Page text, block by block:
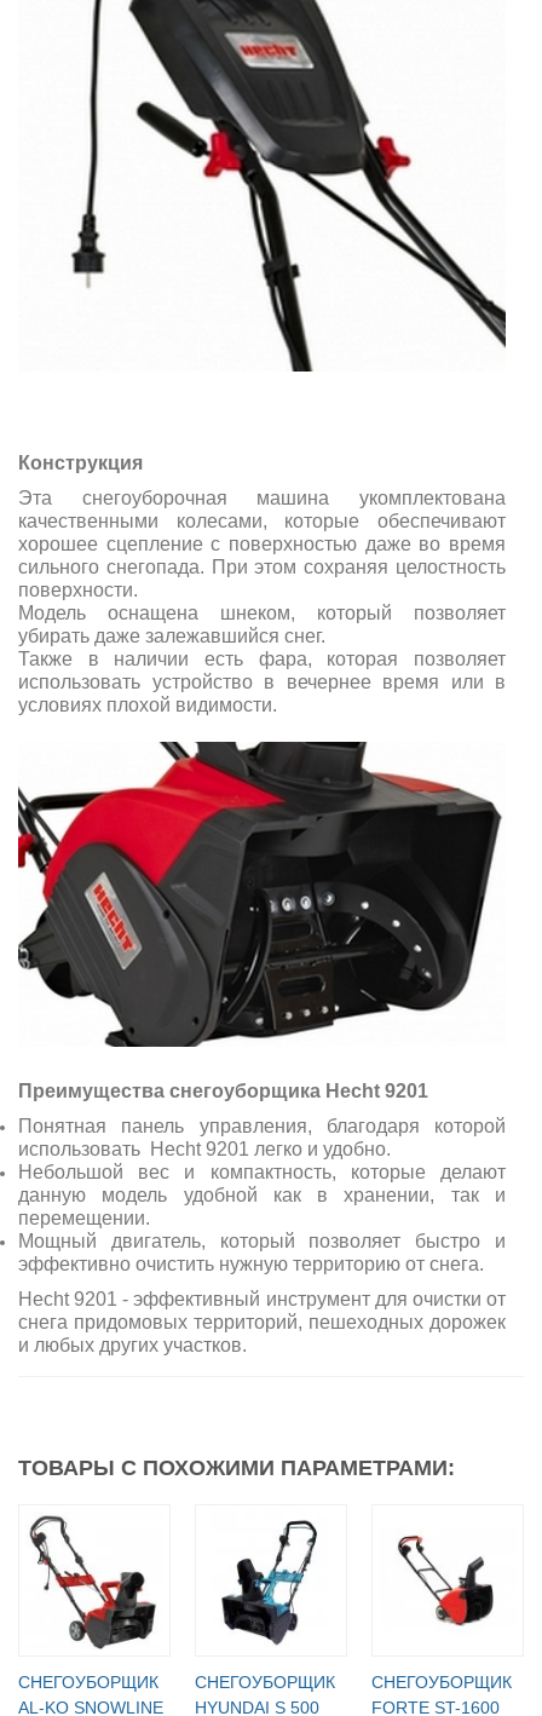
Конструкция
Эта снегоуборочная машина укомплектована
качественными колесами, которые обеспечивают
хорошее сцепление с поверхностью даже во время
сильного снегопада. При этом сохраняя целостность
поверхности.
Модель оснащена шнеком, который позволяет
убирать даже залежавшийся снег.
Также в наличии есть фара, которая позволяет
использовать устройство в вечернее время или в
условиях плохой видимости.
Преимущества снегоуборщика Hecht 9201
Понятная панель управления, благодаря которой
использовать Hecht 9201 легко и удобно.
Небольшой вес и компактность, которые делают
данную модель удобной как в хранении, так и
перемещении.
Мощный двигатель, который позволяет быстро и
эффективно очистить нужную территорию от снега.
Hecht 9201 - эффективный инструмент для очистки от
снега придомовых территорий, пешеходных дорожек
и любых других участков.
ТОВАРЫ С ПОХОЖИМИ ПАРАМЕТРАМИ:
СНЕГОУБОРЩИК
AL-KO SNOWLINE
СНЕГОУБОРЩИК
HYUNDAI S 500
СНЕГОУБОРЩИК
FORTE ST-1600